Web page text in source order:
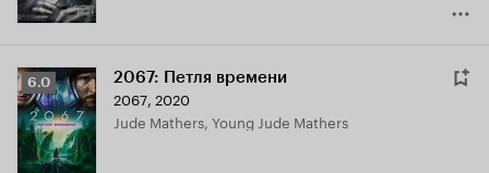
Рейтинг
Кинопоиска
6.0
6.0 2067: Петля времени
2067, 2020
Jude Mathers, Young Jude Mathers